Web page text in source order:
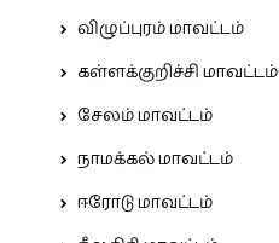
விழுப்புரம் மாவட்டம்
கள்ளக்குறிச்சி மாவட்டம்
சேலம் மாவட்டம்
நாமக்கல் மாவட்டம்
ஈரோடு மாவட்டம்